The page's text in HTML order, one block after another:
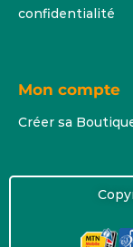
confidentialité
Mon compte
Créer sa